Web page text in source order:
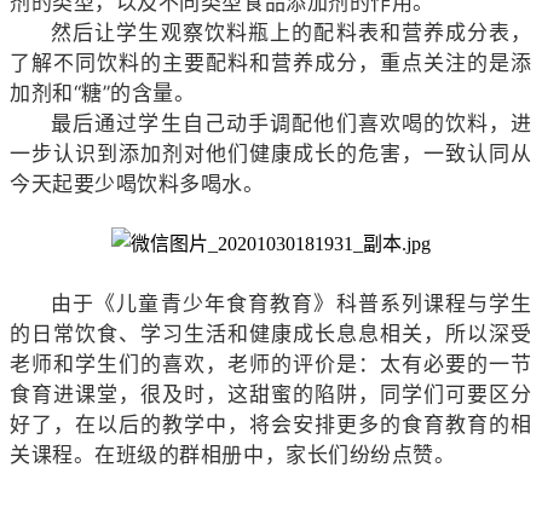
然后让学生观察饮料瓶上的配料表和营养成分表，
了解不同饮料的主要配料和营养成分，重点关注的是添
加剂和“糖”的含量。
最后通过学生自己动手调配他们喜欢喝的饮料，进
一步认识到添加剂对他们健康成长的危害，一致认同从
今天起要少喝饮料多喝水。
由于《儿童青少年食育教育》科普系列课程与学生
的日常饮食、学习生活和健康成长息息相关，所以深受
老师和学生们的喜欢，老师的评价是：太有必要的一节
食育进课堂，很及时，这甜蜜的陷阱，同学们可要区分
好了，在以后的教学中，将会安排更多的食育教育的相
关课程。在班级的群相册中，家长们纷纷点赞。